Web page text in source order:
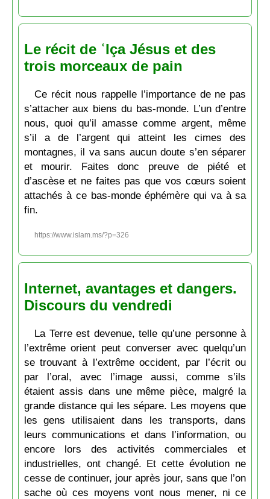
Le récit de ʿIça Jésus et des
trois morceaux de pain
Ce récit nous rappelle l’importance de ne pas
s’attacher aux biens du bas-monde. L’un d’entre
nous, quoi qu’il amasse comme argent, même
s’il a de l’argent qui atteint les cimes des
montagnes, il va sans aucun doute s’en séparer
et mourir. Faites donc preuve de piété et
d’ascèse et ne faites pas que vos cœurs soient
attachés à ce bas-monde éphémère qui va à sa
fin.
https://www.islam.ms/?p=326
Internet, avantages et dangers.
Discours du vendredi
La Terre est devenue, telle qu’une personne à
l’extrême orient peut converser avec quelqu’un
se trouvant à l’extrême occident, par l’écrit ou
par l’oral, avec l’image aussi, comme s’ils
étaient assis dans une même pièce, malgré la
grande distance qui les sépare. Les moyens que
les gens utilisaient dans les transports, dans
leurs communications et dans l’information, ou
encore lors des activités commerciales et
industrielles, ont changé. Et cette évolution ne
cesse de continuer, jour après jour, sans que l’on
sache où ces moyens vont nous mener, ni ce